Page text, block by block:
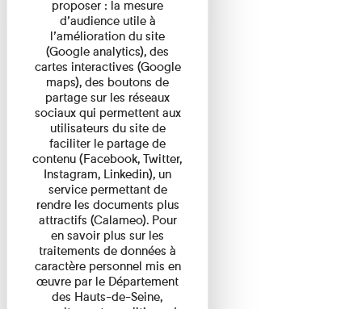
proposer : la mesure
d’audience utile à
l’amélioration du site
(Google analytics), des
cartes interactives (Google
maps), des boutons de
partage sur les réseaux
sociaux qui permettent aux
utilisateurs du site de
faciliter le partage de
contenu (Facebook, Twitter,
Instagram, Linkedin), un
service permettant de
rendre les documents plus
attractifs (Calameo). Pour
en savoir plus sur les
traitements de données à
caractère personnel mis en
œuvre par le Département
des Hauts-de-Seine,